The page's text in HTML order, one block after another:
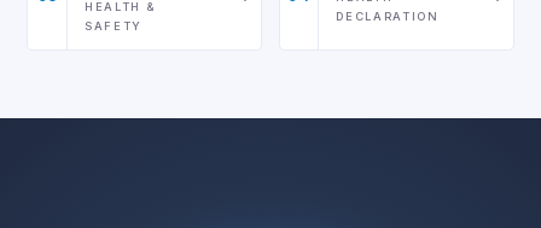
HEALTH &
SAFETY
DECLARATION